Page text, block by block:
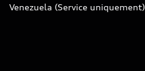
Venezuela (Service uniquement)